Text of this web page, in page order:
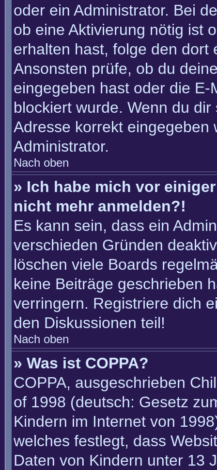
oder ein Administrator. Bei
ob eine Aktivierung nötig ist
erhalten hast, folge den dort
Ansonsten prüfe, ob du
eingegeben hast oder die
blockiert wurde. Wenn du
Adresse korrekt
Administrator.
Nach oben
» Ich habe mich vor
nicht mehr anmelden?!
Es kann sein, dass ein
verschieden Gründen
löschen viele Boards
keine Beiträge geschrieben
verringern. Registriere dich
den Diskussionen teil!
Nach oben
» Was ist COPPA?
COPPA, ausgeschrieben
of 1998 (deutsch: Gesetz
Kindern im Internet von
welches festlegt, dass
Daten von Kindern unter 13